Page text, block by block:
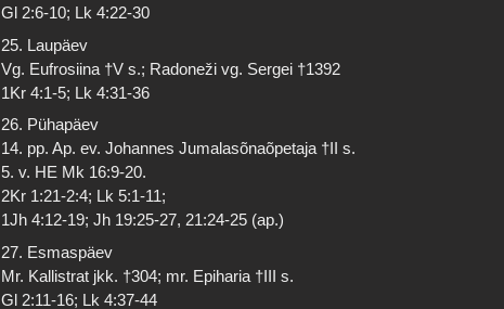
Gl 2:6-10; Lk 4:22-30
25. Laupäev
Vg. Eufrosiina †V s.; Radoneži vg. Sergei †1392
1Kr 4:1-5; Lk 4:31-36
26. Pühapäev
14. pp. Ap. ev. Johannes Jumalasõnaõpetaja †II s.
5. v. HE Mk 16:9-20.
2Kr 1:21-2:4; Lk 5:1-11;
1Jh 4:12-19; Jh 19:25-27, 21:24-25 (ap.)
27. Esmaspäev
Mr. Kallistrat jkk. †304; mr. Epiharia †III s.
Gl 2:11-16; Lk 4:37-44